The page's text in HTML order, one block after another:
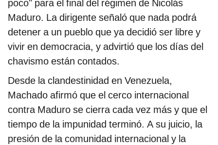
poco" para el final del régimen de Nicolás
Maduro. La dirigente señaló que nada podrá
detener a un pueblo que ya decidió ser libre y
vivir en democracia, y advirtió que los días del
chavismo están contados.
Desde la clandestinidad en Venezuela,
Machado afirmó que el cerco internacional
contra Maduro se cierra cada vez más y que el
tiempo de la impunidad terminó. A su juicio, la
presión de la comunidad internacional y la